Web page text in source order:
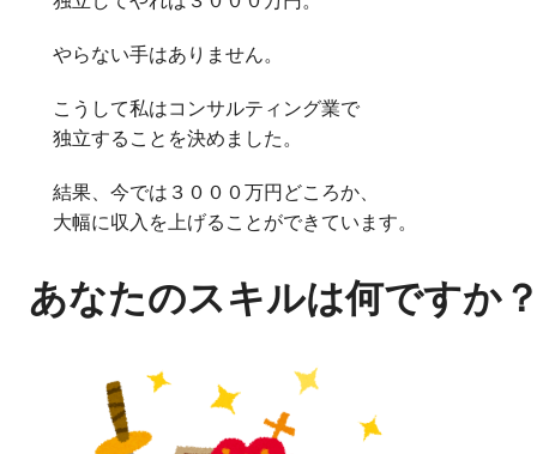
やらない手はありません。
こうして私はコンサルティング業で
独立することを決めました。
結果、今では３０００万円どころか、
大幅に収入を上げることができています。
あなたのスキルは何ですか